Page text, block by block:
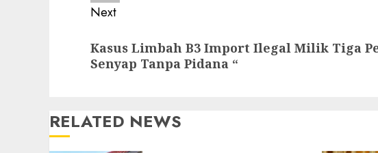
Next
post:
Kasus Limbah B3 Import Ilegal Milik Tiga
Senyap Tanpa Pidana “
RELATED NEWS